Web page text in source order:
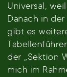
Universal,
Danach in der
gibt es
der „Sektion
mich im